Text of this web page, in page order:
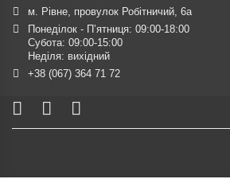
м. Рівне, провулок Робітничий, 6а
Понеділок - П’ятниця: 09:00-18:00
Субота: 09:00-15:00
Неділя: вихідний
+38 (067) 364 71 72